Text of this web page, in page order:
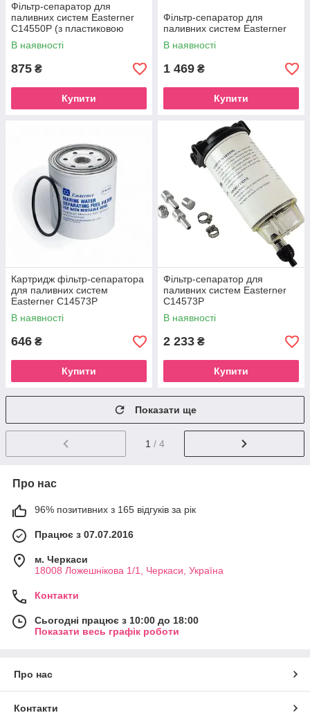
Фільтр-сепаратор для
паливних систем Easterner
C14550P (з пластиковою
кришкою )
В наявності
875 ₴
Купити
Фільтр-сепаратор для
паливних систем Easterner
В наявності
1 469 ₴
Купити
Картридж фільтр-сепаратора
для паливних систем
Easterner C14573P
В наявності
646 ₴
Купити
Фільтр-сепаратор для
паливних систем Easterner
C14573P
В наявності
2 233 ₴
Купити
Показати ще
1 / 4
Про нас
96% позитивних з 165 відгуків за рік
Працює з 07.07.2016
м. Черкаси
18008 Ложешнікова 1/1, Черкаси, Україна
Контакти
Сьогодні працює з 10:00 до 18:00
Показати весь графік роботи
Про нас
Контакти